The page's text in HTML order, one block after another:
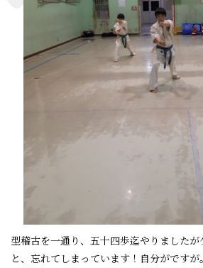
型稽古を一通り、五十四歩迄やりました
と、忘れてしまっています！自分がですが。